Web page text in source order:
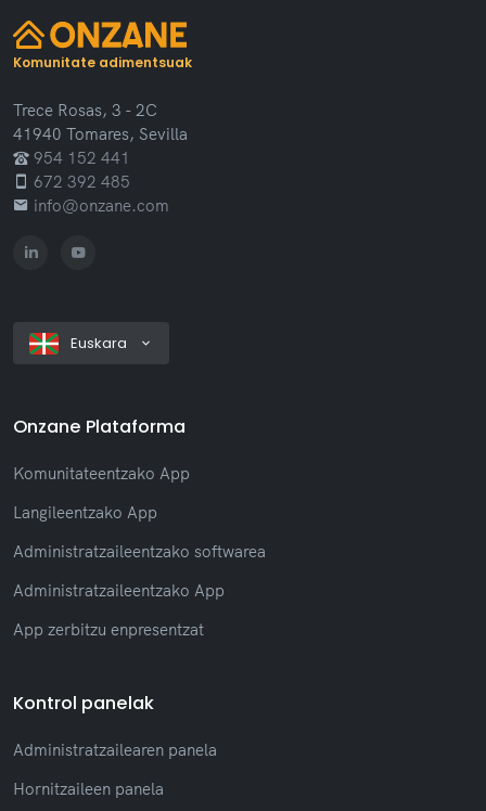
Komunitate adimentsuak
Trece Rosas, 3 - 2C
41940 Tomares, Sevilla
954 152 441
672 392 485
info@onzane.com
Euskara
Onzane Plataforma
Komunitateentzako App
Langileentzako App
Administratzaileentzako softwarea
Administratzaileentzako App
App zerbitzu enpresentzat
Kontrol panelak
Administratzailearen panela
Hornitzaileen panela